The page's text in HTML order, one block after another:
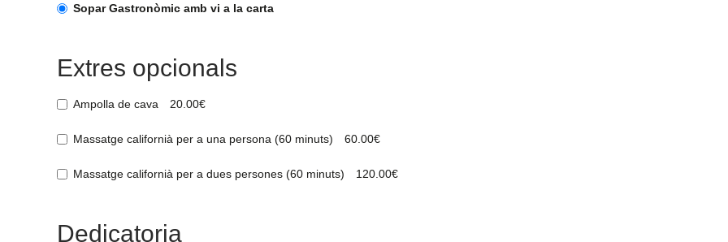
Sopar Gastronòmic amb vi a la carta
Extres opcionals
Ampolla de cava 20.00€
Massatge californià per a una persona (60 minuts) 60.00€
Massatge californià per a dues persones (60 minuts) 120.00€
Dedicatoria